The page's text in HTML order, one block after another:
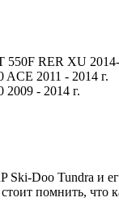
550F RER XU 2014-
ACE 2011 - 2014 г.
2009 - 2014 г.
Ski-Doo Tundra и
помнить, что